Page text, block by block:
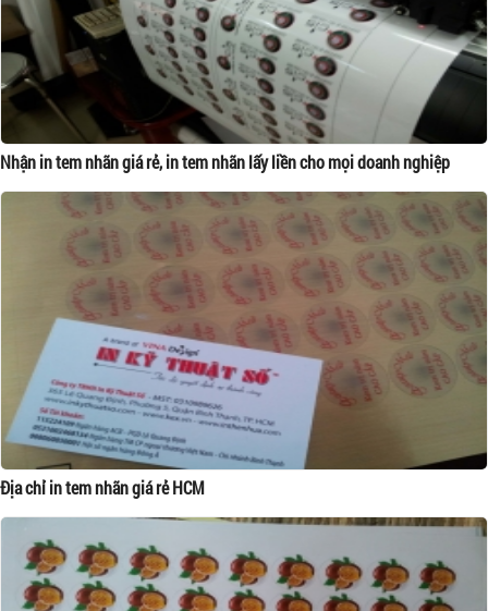
Nhận in tem nhãn giá rẻ, in tem nhãn lấy liền cho mọi doanh nghiệp
Địa chỉ in tem nhãn giá rẻ HCM